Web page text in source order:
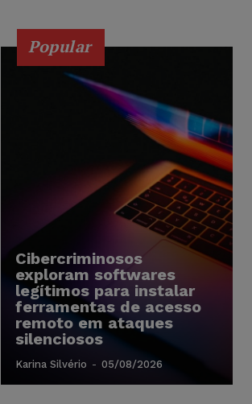
Popular
Cibercriminosos
exploram softwares
legítimos para instalar
ferramentas de acesso
remoto em ataques
silenciosos
Karina Silvério - 05/08/2026